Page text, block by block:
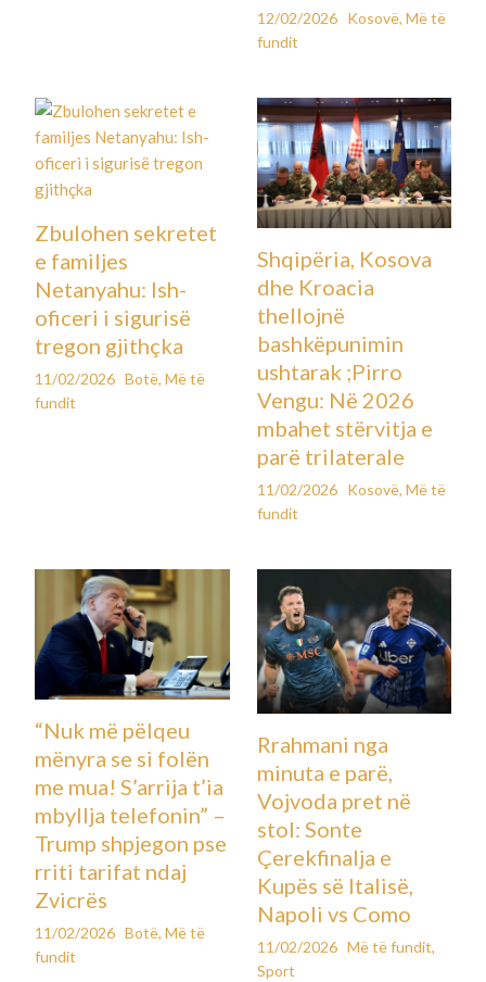
12/02/2026 Kosovë, Më të
fundit
Zbulohen sekretet
e familjes
Netanyahu: Ish-
oficeri i sigurisë
tregon gjithçka
11/02/2026 Botë,Më të
fundit
Shqipëria, Kosova
dhe Kroacia
thellojnë
bashkëpunimin
ushtarak ;Pirro
Vengu: Në 2026
mbahet stërvitja e
parë trilaterale
11/02/2026 Kosovë, Më të
fundit
“Nuk më pëlqeu
mënyra se si folën
me mua! S’arrija t’ia
mbyllja telefonin” –
Trump shpjegon pse
rriti tarifat ndaj
Zvicrës
11/02/2026 Botë,Më të
fundit
Rrahmani nga
minuta e parë,
Vojvoda pret në
stol: Sonte
Çerekfinalja e
Kupës së Italisë,
Napoli vs Como
11/02/2026 Më të fundit,
Sport